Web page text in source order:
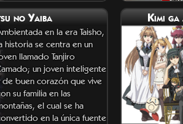
no Yaiba
en la era Taisho,
historia se centra en un
llamado Tanjiro
un joven inteligente
de buen corazón que vive
su familia en las
el cual se ha
en la única fuente
Kimi